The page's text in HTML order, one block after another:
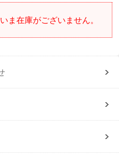
ま在庫がございません。